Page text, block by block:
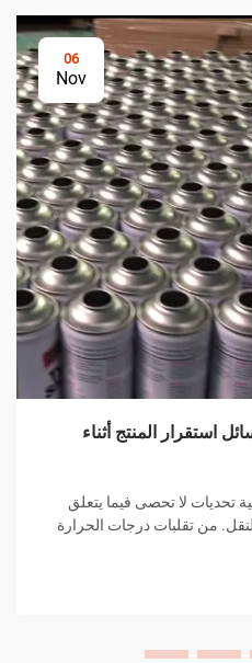
06
Nov
استقرار المنتج أثناء
تحديات لا تحصى فيما يتعلق
من تقلبات درجات الحرارة